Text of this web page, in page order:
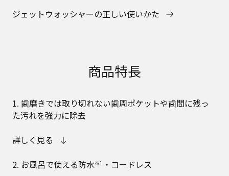
ジェットウォッシャーの正しい使いかた
商品特長
1. 歯磨きでは取り切れない歯周ポケットや歯間に残っ
た汚れを強力に除去
詳しく見る
2. お風呂で使える防水※1 ・コードレス